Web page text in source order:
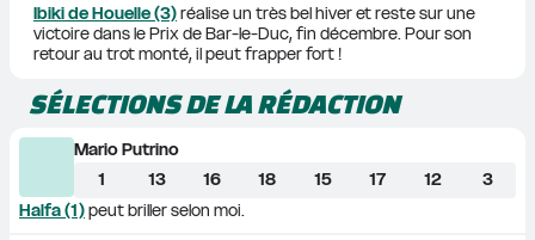
Ibiki de Houelle (3) réalise un très bel hiver et reste sur une
victoire dans le Prix de Bar-le-Duc, fin décembre. Pour son
retour au trot monté, il peut frapper fort !
SÉLECTIONS DE LA RÉDACTION
Mario Putrino
1
13 16 18 15 17 12
3
Halfa (1) peut briller selon moi.